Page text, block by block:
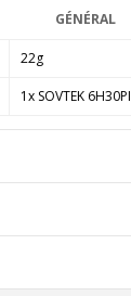
GÉNÉRAL
22g
1x SOVTEK